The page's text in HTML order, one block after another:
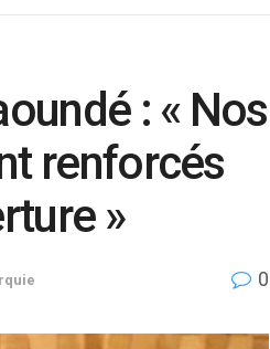
: « Nos
renforcés
»
0